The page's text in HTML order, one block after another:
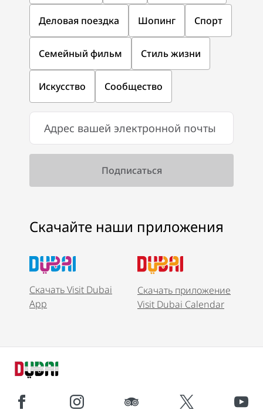
Деловая поездка Шопинг Спорт
Семейный фильм Стиль жизни
Искусство Сообщество
Скачайте наши приложения
Скачать Visit Dubai
App
Скачать приложение
Visit Dubai Calendar